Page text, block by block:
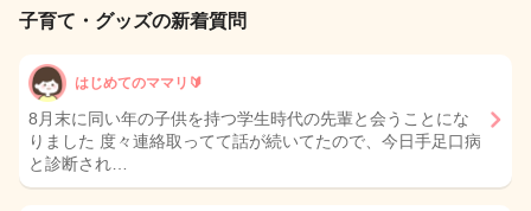
子育て・グッズの新着質問
はじめてのママリ🔰
8月末に同い年の子供を持つ学生時代の先輩と会うことにな
りました 度々連絡取ってて話が続いてたので、今日手足口病
と診断され…